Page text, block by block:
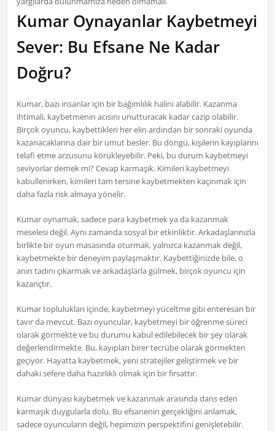
Kumar Oynayanlar Kaybetmeyi
Sever: Bu Efsane Ne Kadar
Doğru?
Kumar, bazı insanlar için bir bağımlılık halini alabilir. Kazanma
ihtimali, kaybetmenin acısını unutturacak kadar cazip olabilir.
Birçok oyuncu, kaybettikleri her elin ardından bir sonraki oyunda
kazanacaklarına dair bir umut besler. Bu döngü, kişilerin kayıplarını
telafi etme arzusunu körükleyebilir. Peki, bu durum kaybetmeyi
seviyorlar demek mi? Cevap karmaşık. Kimileri kaybetmeyi
kabullenirken, kimileri tam tersine kaybetmekten kaçınmak için
daha fazla risk almaya yönelir.
Kumar oynamak, sadece para kaybetmek ya da kazanmak
meselesi değil. Aynı zamanda sosyal bir etkinliktir. Arkadaşlarınızla
birlikte bir oyun masasında oturmak, yalnızca kazanmak değil,
kaybetmekte bir deneyim paylaşmaktır. Kaybettiğinizde bile, o
anın tadını çıkarmak ve arkadaşlarla gülmek, birçok oyuncu için
kazançtır.
Kumar toplulukları içinde, kaybetmeyi yüceltme gibi enteresan bir
tavır da mevcut. Bazı oyuncular, kaybetmeyi bir öğrenme süreci
olarak görmekte ve bu durumu kabul edilebilecek bir şey olarak
değerlendirmekte. Bu, kayıpları birer tecrübe olarak görmekten
geçiyor. Hayatta kaybetmek, yeni stratejiler geliştirmek ve bir
dahaki sefere daha hazırlıklı olmak için bir fırsattır.
Kumar dünyası kaybetmek ve kazanmak arasında dans eden
karmaşık duygularla dolu. Bu efsanenin gerçekliğini anlamak,
sadece oyuncuların değil, hepimizin perspektifini genişletebilir.